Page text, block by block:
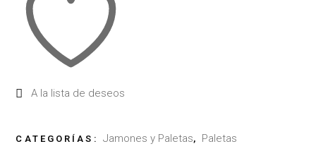
A la lista de deseos
CATEGORÍAS: Jamones y Paletas, Paletas